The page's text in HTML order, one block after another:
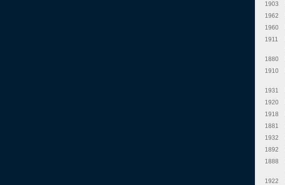
1903
1962
1960
1911
1880
1910
1931
1920
1918
1881
1932
1892
1888
1922